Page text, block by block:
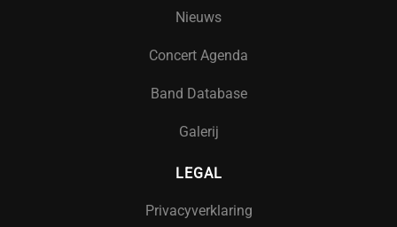
Nieuws
Concert Agenda
Band Database
Galerij
LEGAL
Privacyverklaring